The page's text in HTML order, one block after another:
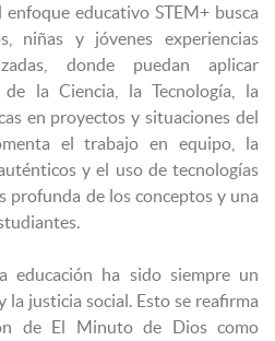
educativo STEM+ busca
niñas y jóvenes experiencias
donde puedan aplicar
la Ciencia, la Tecnología, la
en proyectos y situaciones del
el trabajo en equipo, la
y el uso de tecnologías
profunda de los conceptos y una
educación ha sido siempre un
la justicia social. Esto se reafirma
de El Minuto de Dios como